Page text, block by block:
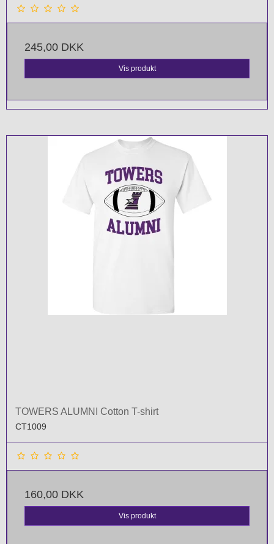
245,00 DKK
Vis produkt
TOWERS ALUMNI Cotton T-shirt
CT1009
160,00 DKK
Vis produkt